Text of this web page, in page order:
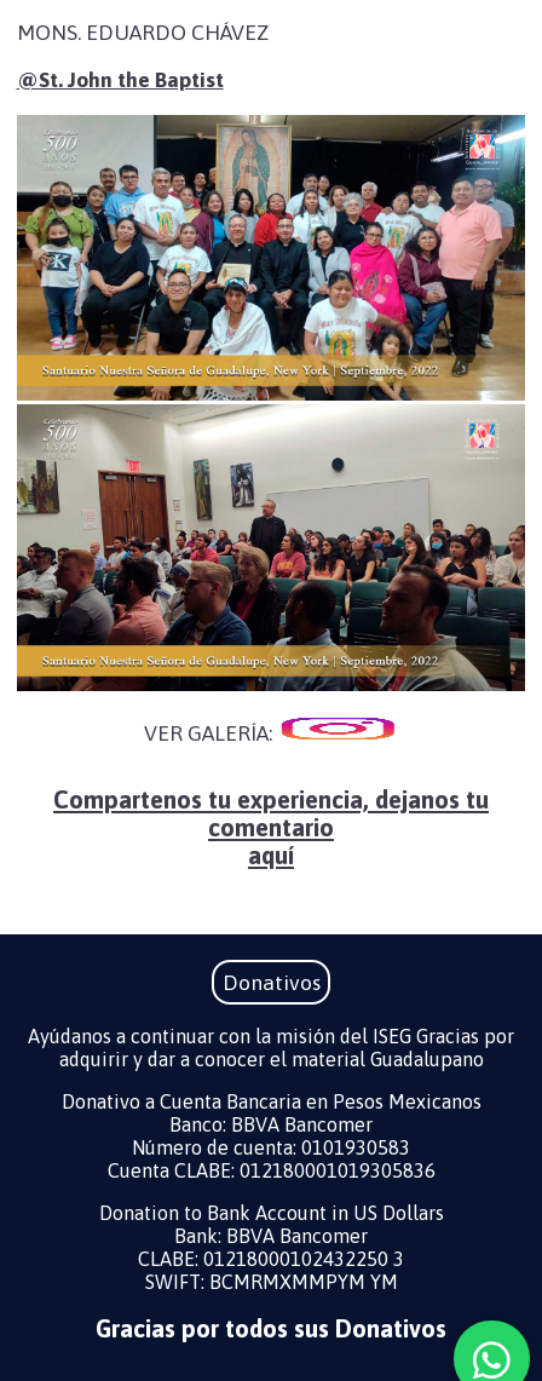
MONS. EDUARDO CHÁVEZ
@St. John the Baptist
VER GALERÍA:
Compartenos tu experiencia, dejanos tu
comentario
aquí
Donativos
Ayúdanos a continuar con la misión del ISEG Gracias por
adquirir y dar a conocer el material Guadalupano
Donativo a Cuenta Bancaria en Pesos Mexicanos
Banco: BBVA Bancomer
Número de cuenta: 0101930583
Cuenta CLABE: 012180001019305836
Donation to Bank Account in US Dollars ​
Bank: BBVA Bancomer
CLABE: 01218000102432250 3
SWIFT: BCMRMXMMPYM YM
Gracias por todos sus Donativos